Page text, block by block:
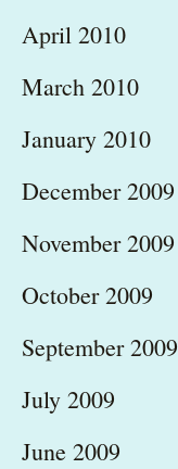
April 2010
March 2010
January 2010
December 2009
November 2009
October 2009
September 2009
July 2009
June 2009